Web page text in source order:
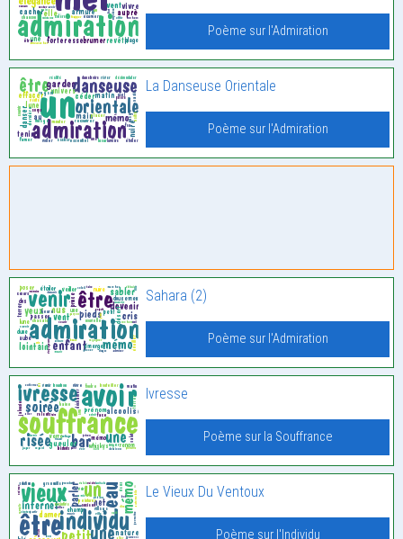
Poème sur l'Admiration
La Danseuse Orientale
Poème sur l'Admiration
Sahara (2)
Poème sur l'Admiration
Ivresse
Poème sur la Souffrance
Le Vieux Du Ventoux
Poème sur l'Individu